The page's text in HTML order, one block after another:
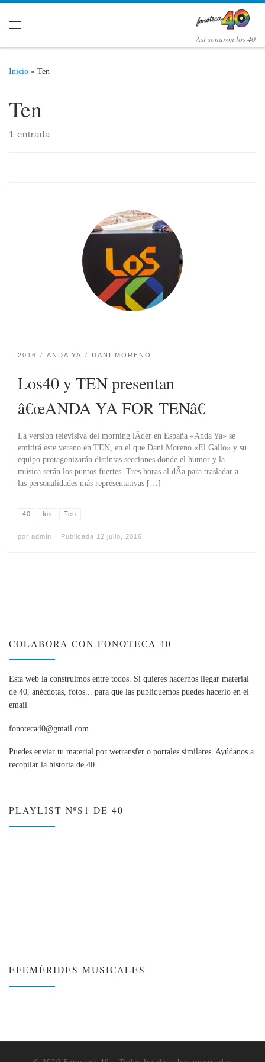
Así­ sonaron los 40
Inicio » Ten
Ten
1 entrada
2016 ANDA YA DANI MORENO
Los40 y TEN presentan
â€œANDA YA FOR TENâ€
La versión televisiva del morning lÃ­der en España «Anda Ya» se
emitirá este verano en TEN, en el que Dani Moreno «El Gallo» y su
equipo protagonizarán distintas secciones donde el humor y la
música serán los puntos fuertes. Tres horas al dÃ­a para trasladar a
las personalidades más representativas […]
40 los Ten
por admin Publicada 12 julio, 2016
COLABORA CON FONOTECA 40
Esta web la construimos entre todos. Si quieres hacernos llegar material
de 40, anécdotas, fotos... para que las publiquemos puedes hacerlo en el
email
fonoteca40@gmail.com
Puedes enviar tu material por wetransfer o portales similares. Ayúdanos a
recopilar la historia de 40.
PLAYLIST NºS1 DE 40
EFEMÉRIDES MUSICALES